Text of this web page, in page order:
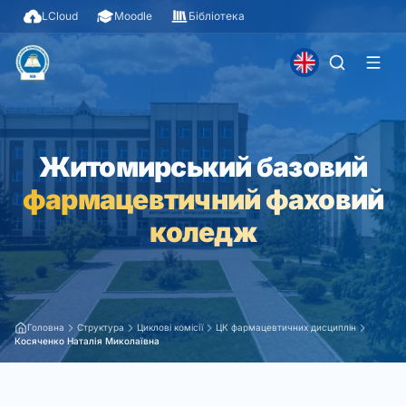
LCloud Moodle Бібліотека
Житомирський базовий
фармацевтичний фаховий
коледж
Головна Структура Циклові комісії
ЦК фармацевтичних дисциплін
Косяченко Наталія Миколаївна